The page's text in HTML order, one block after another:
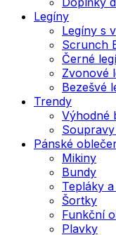
Legíny
Legíny s
Scrunch
Černé
Zvonové
Bezešvé
Trendy
Výhodné
Pánské
Mikiny
Bundy
Tepláky
Šortky
Funkční
Plavky